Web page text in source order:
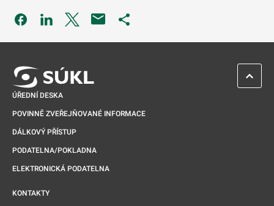
Odkaz se otevře na nové kartě
Odkaz se otevře na nové kartě
Odkaz se otevře na nové kartě
ÚŘEDNÍ DESKA
POVINNĚ ZVEŘEJŇOVANÉ INFORMACE
DÁLKOVÝ PŘÍSTUP
PODATELNA/POKLADNA
ELEKTRONICKÁ PODATELNA
KONTAKTY
ZPĚT